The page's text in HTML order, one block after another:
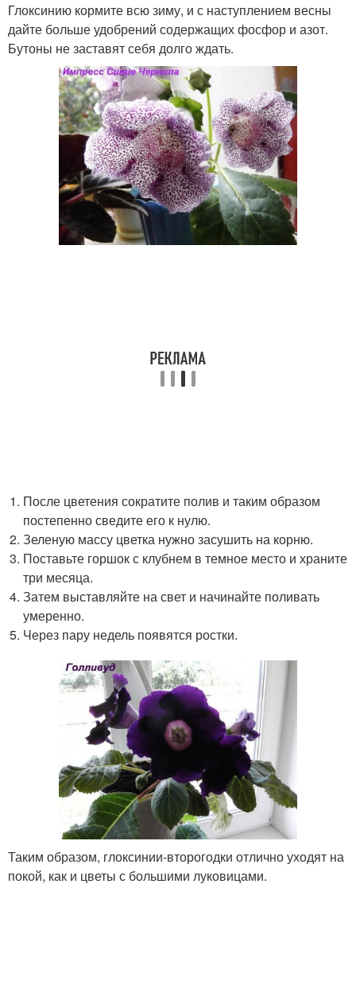
Глоксинию кормите всю зиму, и с наступлением весны
дайте больше удобрений содержащих фосфор и азот.
Бутоны не заставят себя долго ждать.
После цветения сократите полив и таким образом
постепенно сведите его к нулю.
Зеленую массу цветка нужно засушить на корню.
Поставьте горшок с клубнем в темное место и храните
три месяца.
Затем выставляйте на свет и начинайте поливать
умеренно.
Через пару недель появятся ростки.
Таким образом, глоксинии-второгодки отлично уходят на
покой, как и цветы с большими луковицами.